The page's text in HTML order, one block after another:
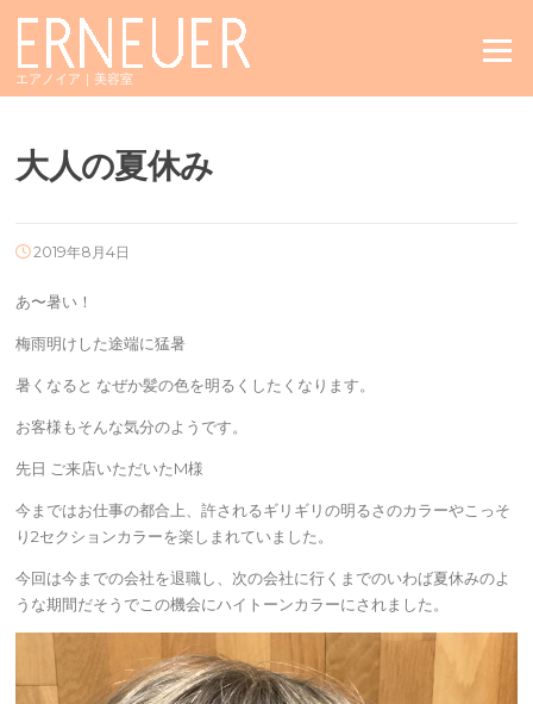
content
エアノイア｜美容室
Menu
大人の夏休み
2019年8月4日
あ〜暑い！
梅雨明けした途端に猛暑
暑くなると なぜか髪の色を明るくしたくなります。
お客様もそんな気分のようです。
先日 ご来店いただいたM様
今まではお仕事の都合上、許されるギリギリの明るさのカラーやこっそ
り2セクションカラーを楽しまれていました。
今回は今までの会社を退職し、次の会社に行くまでのいわば夏休みのよ
うな期間だそうでこの機会にハイトーンカラーにされました。